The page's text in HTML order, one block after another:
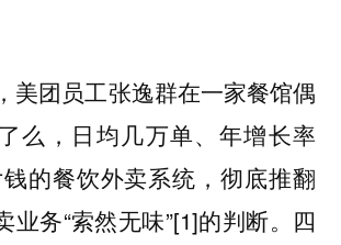
美团员工张逸群在一家餐馆偶
么，日均几万单、年增长率
的餐饮外卖系统，彻底推翻
业务“索然无味”[1]的判断。四